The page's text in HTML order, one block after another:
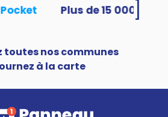
toutes nos communes
à la carte